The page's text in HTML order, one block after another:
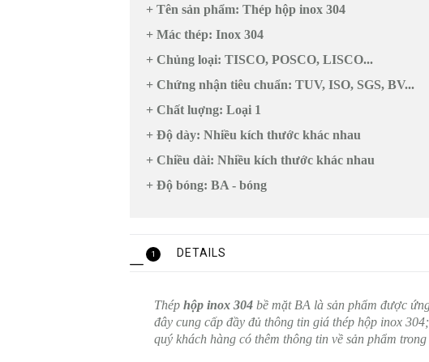
+ Tên sản phẩm: Thép hộp inox 304
+ Mác thép: Inox 304
+ Chủng loại: TISCO, POSCO, LISCO...
+ Chứng nhận tiêu chuẩn: TUV, ISO, SGS, BV...
+ Chất luợng: Loại 1
+ Độ dày: Nhiều kích thước khác nhau
+ Chiều dài: Nhiều kích thước khác nhau
+ Độ bóng: BA - bóng
1 DETAILS
Thép hộp inox 304 bề mặt BA là sản phẩm được
đây cung cấp đầy đủ thông tin giá thép hộp inox
quý khách hàng có thêm thông tin về sản phẩm